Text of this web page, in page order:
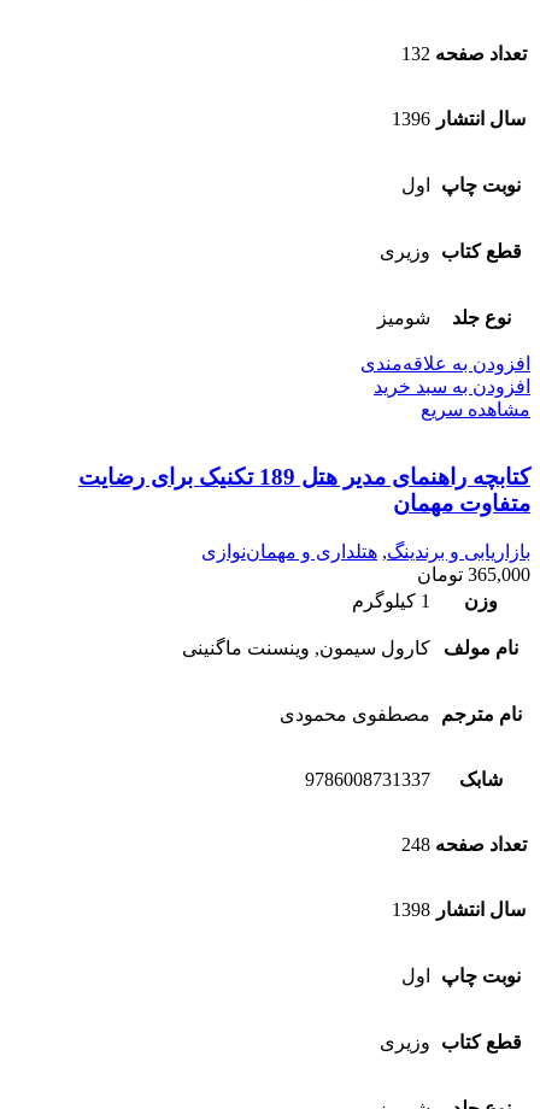
تعداد صفحه 132
سال انتشار 1396
نوبت چاپ اول
قطع کتاب وزیری
نوع جلد شومیز
افزودن به علاقه‌مندی
افزودن به سبد خرید
مشاهده سریع
کتابچه راهنمای مدیر هتل 189 تکنیک برای رضایت
متفاوت مهمان
بازاریابی و برندینگ, هتلداری و مهمان‌نوازی
365,000 تومان
وزن
1 کیلوگرم
نام مولف کارول سیمون, وینسنت ماگنینی
نام مترجم مصطفوی محمودی
شابک 9786008731337
تعداد صفحه 248
سال انتشار 1398
نوبت چاپ اول
قطع کتاب وزیری